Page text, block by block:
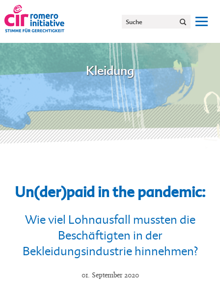
Kleidung
Un(der)paid in the pandemic:
Wie viel Lohnausfall mussten die
Beschäftigten in der
Bekleidungsindustrie hinnehmen?
01. September 2020